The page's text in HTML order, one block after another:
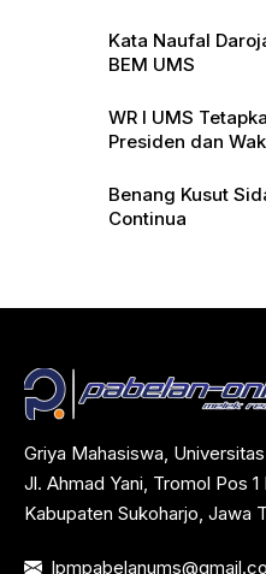
Kata Naufal
BEM UMS
WR I UMS
Presiden dan
Benang Kusut
Continua
Griya Mahasiswa,
Jl. Ahmad Yani, Tromol Pos
Kabupaten Sukoharjo, Jawa